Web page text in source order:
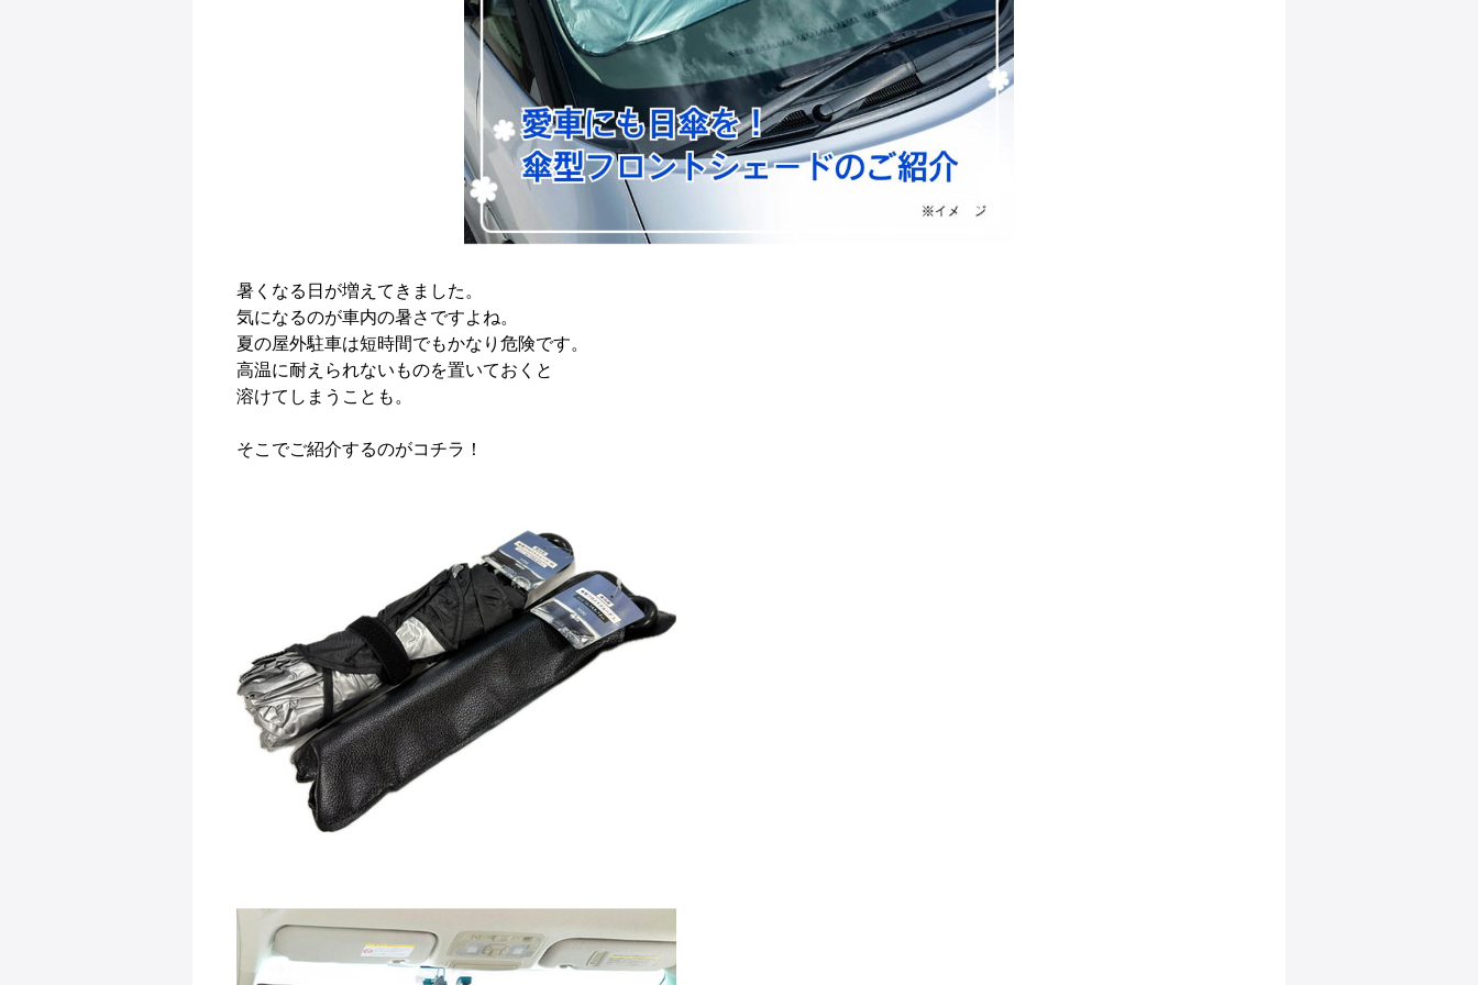
暑くなる日が増えてきました。
気になるのが車内の暑さですよね。
夏の屋外駐車は短時間でもかなり危険です。
高温に耐えられないものを置いておくと
溶けてしまうことも。
そこでご紹介するのがコチラ！